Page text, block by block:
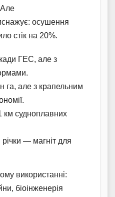
осушення
стік на 20%.
ГЕС, але з
га, але з крапельним
км судноплавних
річки — магніт для
використанні:
біоінженерія